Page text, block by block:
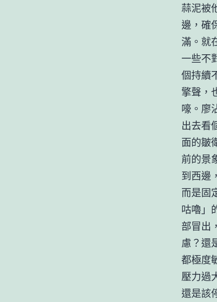
蒜泥被
邊，確
滿。就
一些不
個持續
擎聲，
嚎。廖
出去看
面的皺
前的景
到西邊
而是固
咕嚕」
部冒出
慮？還
都極度
壓力過
還是該